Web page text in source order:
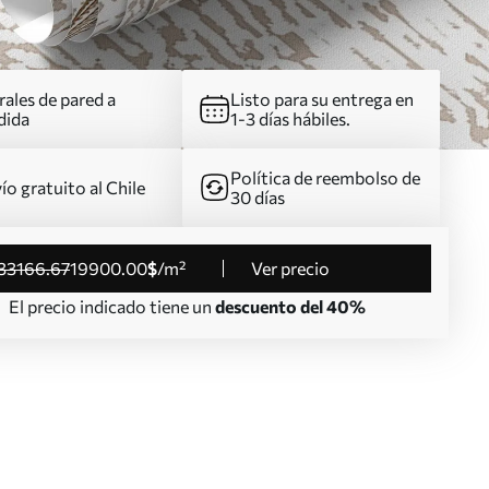
de pared a
Listo para su entrega en
1-3 días hábiles.
gratuito al Chile
Política de reembolso de
30 días
.6719900.00$/m²
Ver precio
El precio indicado tiene un descuento del 40%